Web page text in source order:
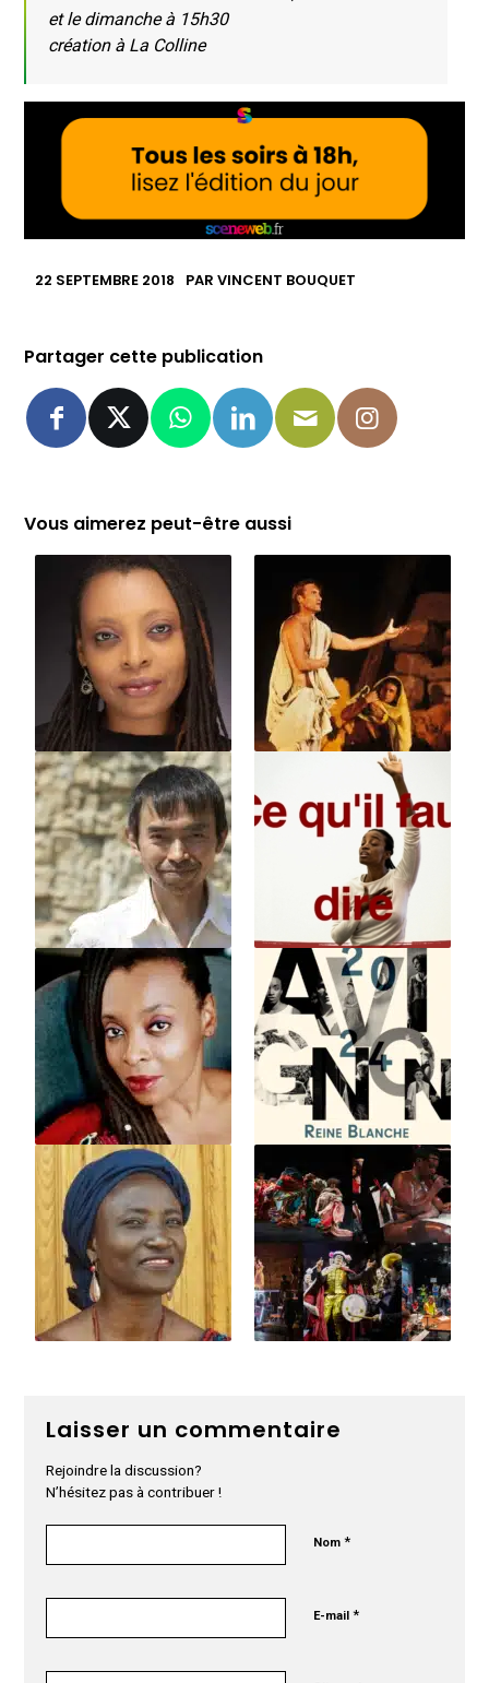
et le dimanche à 15h30
création à La Colline
22 SEPTEMBRE 2018 PARVINCENT BOUQUET
Partager cette publication
Vous aimerez peut-être aussi
Laisser un commentaire
Rejoindre la discussion?
N’hésitez pas à contribuer !
Nom*
E-mail*